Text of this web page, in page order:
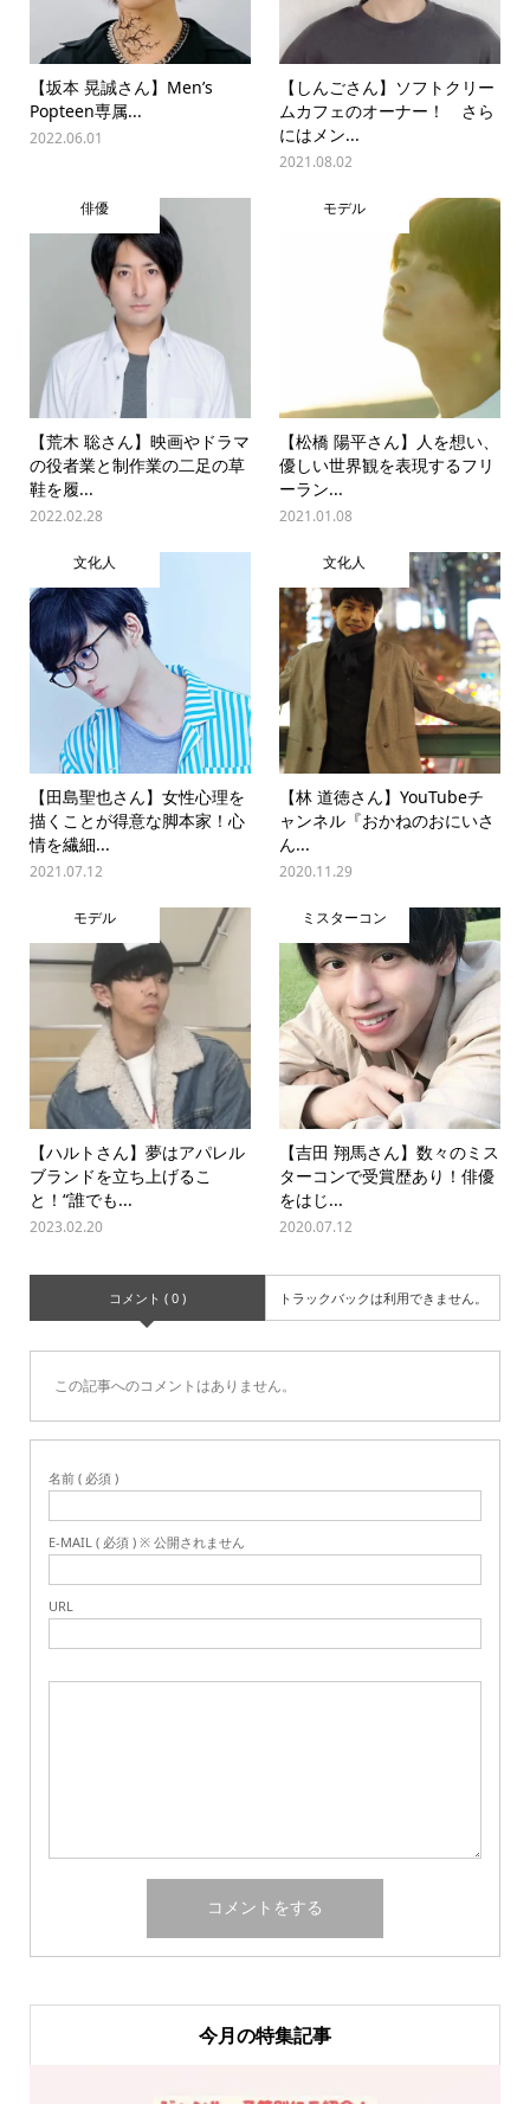
【坂本 晃誠さん】Men’s
Popteen専属...
2022.06.01
【しんごさん】ソフトクリー
ムカフェのオーナー！ さら
にはメン...
2021.08.02
俳優
【荒木 聡さん】映画やドラマ
の役者業と制作業の二足の草
鞋を履...
2022.02.28
モデル
【松橋 陽平さん】人を想い、
優しい世界観を表現するフリ
ーラン...
2021.01.08
文化人
【田島聖也さん】女性心理を
描くことが得意な脚本家！心
情を繊細...
2021.07.12
文化人
【林 道徳さん】YouTubeチ
ャンネル『おかねのおにいさ
ん...
2020.11.29
モデル
【ハルトさん】夢はアパレル
ブランドを立ち上げるこ
と！“誰でも...
2023.02.20
ミスターコン
【吉田 翔馬さん】数々のミス
ターコンで受賞歴あり！俳優
をはじ...
2020.07.12
コメント ( 0 ) トラックバックは利用できません。
この記事へのコメントはありません。
名前 ( 必須 )
E-MAIL ( 必須 ) ※ 公開されません
URL
今月の特集記事